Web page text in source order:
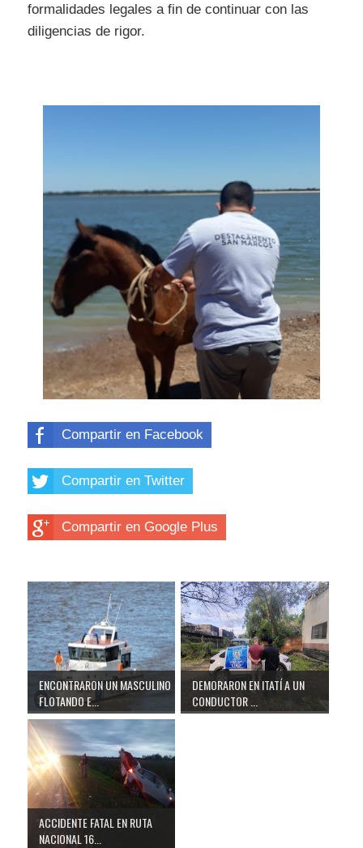
formalidades legales a fin de continuar con las
diligencias de rigor.
Compartir en Facebook
Compartir en Twitter
Compartir en Google Plus
ENCONTRARON UN MASCULINO
FLOTANDO E...
DEMORARON EN ITATÍ A UN
CONDUCTOR ...
ACCIDENTE FATAL EN RUTA
NACIONAL 16...